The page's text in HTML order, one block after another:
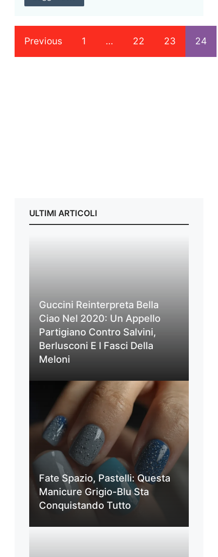
Previous 1 … 22 23 24
ULTIMI ARTICOLI
Guccini Reinterpreta Bella
Ciao Nel 2020: Un Appello
Partigiano Contro Salvini,
Berlusconi E I Fasci Della
Meloni
Fate Spazio, Pastelli: Questa
Manicure Grigio-Blu Sta
Conquistando Tutto